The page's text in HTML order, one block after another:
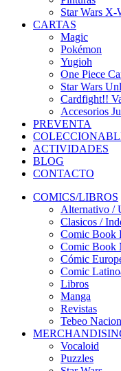
Star Wars X-
CARTAS
Magic
Pokémon
Yugioh
One Piece
Star Wars
Cardfight!!
Accesorios
PREVENTA
ACTIVIDADES
BLOG
CONTACTO
COMICS/LIBROS
Alternativo /
Clasicos /
Comic Book
Comic Book
Cómic
Comic
Libros
Manga
Revistas
Tebeo
Vocaloid
Puzzles